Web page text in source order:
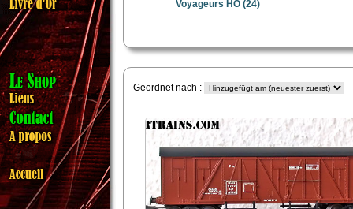
Voyageurs HO (24)
Geordnet nach :